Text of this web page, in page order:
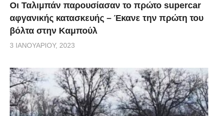
Οι Ταλιμπάν παρουσίασαν το πρώτο supercar
αφγανικής κατασκευής – Έκανε την πρώτη του
βόλτα στην Καμπούλ
3 ΙΑΝΟΥΑΡΊΟΥ, 2023